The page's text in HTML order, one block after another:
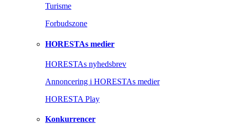
Turisme
Forbudszone
HORESTAs medier
HORESTAs nyhedsbrev
Annoncering i HORESTAs medier
HORESTA Play
Konkurrencer